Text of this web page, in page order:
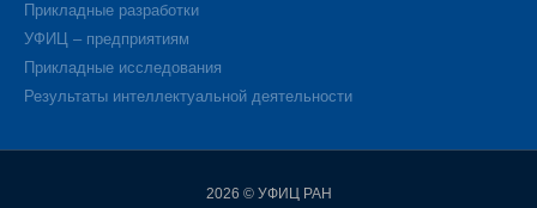
Прикладные разработки
УФИЦ – предприятиям
Прикладные исследования
Результаты интеллектуальной деятельности
2026 © УФИЦ РАН